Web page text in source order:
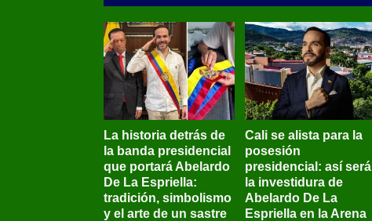
La historia detrás de
la banda presidencial
que portará Abelardo
De La Espriella:
tradición, simbolismo
y el arte de un sastre
Cali se alista para la
posesión
presidencial: así será
la investidura de
Abelardo De La
Espriella en la Arena